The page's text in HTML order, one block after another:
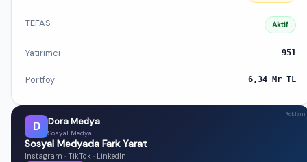
TEFAS Aktif
Yatırımcı 951
Portföy 6,34 Mr TL
D Dora Medya
Sosyal Medya
Sosyal Medyada Fark Yarat
Instagram · TikTok · LinkedIn
Reklam